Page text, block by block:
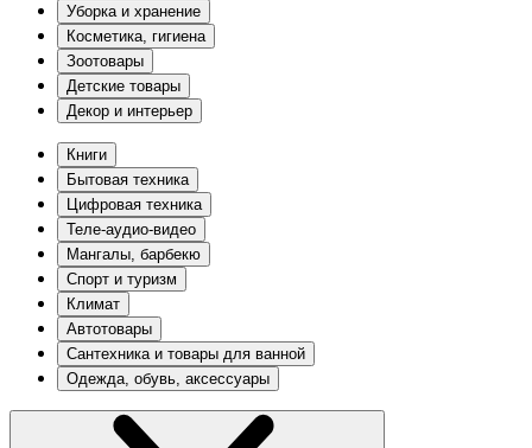
Уборка и хранение
Косметика, гигиена
Зоотовары
Детские товары
Декор и интерьер
Книги
Бытовая техника
Цифровая техника
Теле-аудио-видео
Мангалы, барбекю
Спорт и туризм
Климат
Автотовары
Сантехника и товары для ванной
Одежда, обувь, аксессуары